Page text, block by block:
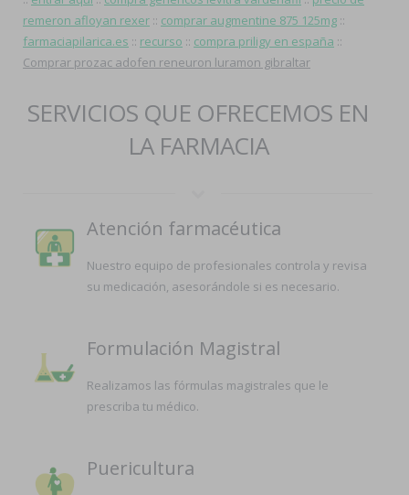
remeron afloyan rexer :: comprar augmentine 875 125mg ::
farmaciapilarica.es :: recurso :: compra priligy en españa ::
Comprar prozac adofen reneuron luramon gibraltar
SERVICIOS QUE OFRECEMOS EN
LA FARMACIA
Atención farmacéutica
Nuestro equipo de profesionales controla y revisa
su medicación, asesorándole si es necesario.
Formulación Magistral
Realizamos las fórmulas magistrales que le
prescriba tu médico.
Puericultura